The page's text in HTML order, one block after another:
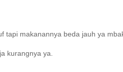
tapi makanannya beda jauh ya
kurangnya ya.